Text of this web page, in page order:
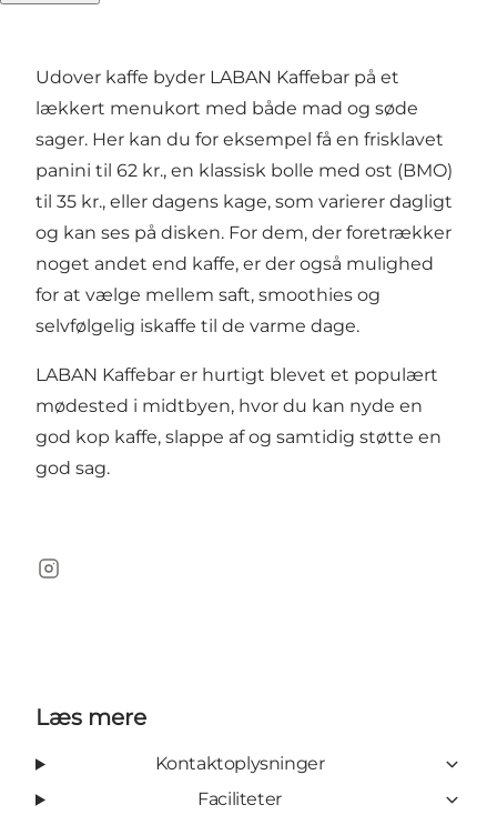
Udover kaffe byder LABAN Kaffebar på et
lækkert menukort med både mad og søde
sager. Her kan du for eksempel få en frisklavet
panini til 62 kr., en klassisk bolle med ost (BMO)
til 35 kr., eller dagens kage, som varierer dagligt
og kan ses på disken. For dem, der foretrækker
noget andet end kaffe, er der også mulighed
for at vælge mellem saft, smoothies og
selvfølgelig iskaffe til de varme dage.
LABAN Kaffebar er hurtigt blevet et populært
mødested i midtbyen, hvor du kan nyde en
god kop kaffe, slappe af og samtidig støtte en
god sag.
Instagram
Læs mere
Kontaktoplysninger
Faciliteter